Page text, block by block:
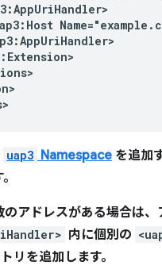
uap3 Namespace を追加
のアドレスがある場合は、
内に個別の
リを追加します。